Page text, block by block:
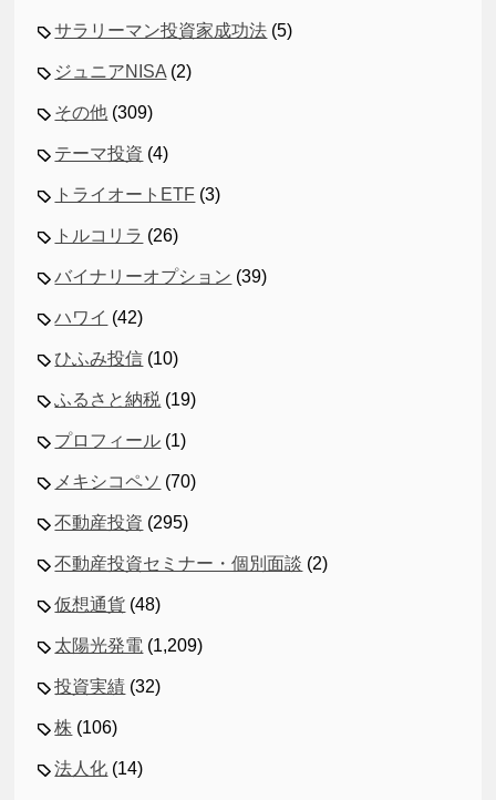
サラリーマン投資家成功法 (5)
ジュニアNISA (2)
その他 (309)
テーマ投資 (4)
トライオートETF (3)
トルコリラ (26)
バイナリーオプション (39)
ハワイ (42)
ひふみ投信 (10)
ふるさと納税 (19)
プロフィール (1)
メキシコペソ (70)
不動産投資 (295)
不動産投資セミナー・個別面談 (2)
仮想通貨 (48)
太陽光発電 (1,209)
投資実績 (32)
株 (106)
法人化 (14)